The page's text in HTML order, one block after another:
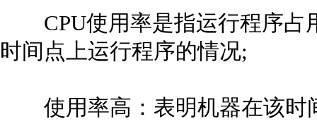
CPU使用率是指运行程序占
时间点上运行程序的情况;
使用率高：表明机器在该时